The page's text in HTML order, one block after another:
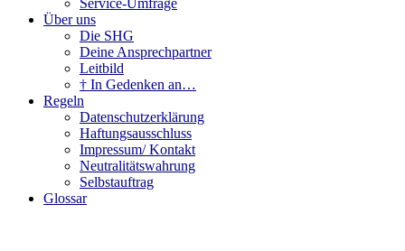
Über uns
Die SHG
Deine Ansprechpartner
Leitbild
† In Gedenken an…
Regeln
Datenschutzerklärung
Haftungsausschluss
Impressum/ Kontakt
Neutralitätswahrung
Selbstauftrag
Glossar